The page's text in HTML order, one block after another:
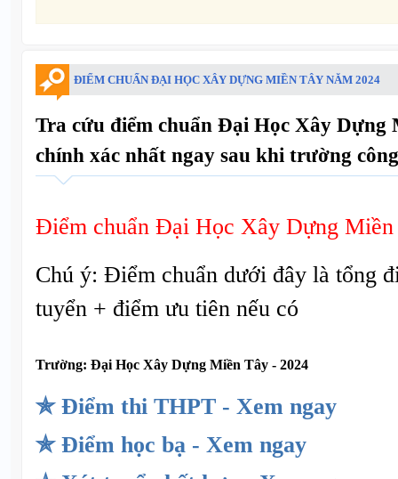
ĐIỂM CHUẨN ĐẠI HỌC XÂY DỰNG MIỀN TÂY NĂM 2024
Tra cứu điểm chuẩn Đại Học Xây Dựng
chính xác nhất ngay sau khi trường
Điểm chuẩn Đại Học Xây Dựng Miền
Chú ý: Điểm chuẩn dưới đây là tổng
tuyển + điểm ưu tiên nếu có
Trường: Đại Học Xây Dựng Miền Tây - 2024
✯ Điểm thi THPT - Xem ngay
✯ Điểm học bạ - Xem ngay